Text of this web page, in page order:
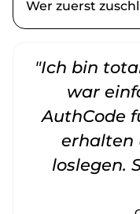
Wer zuerst
"Ich bin
war
AuthCode
erhalten
loslegen.